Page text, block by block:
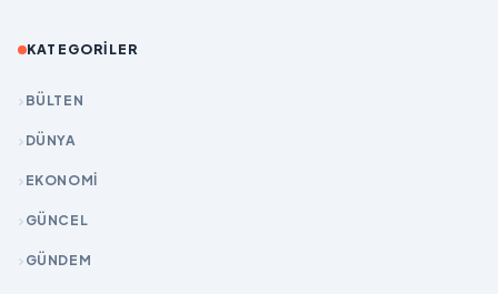
KATEGORILER
BÜLTEN
DÜNYA
EKONOMİ
GÜNCEL
GÜNDEM